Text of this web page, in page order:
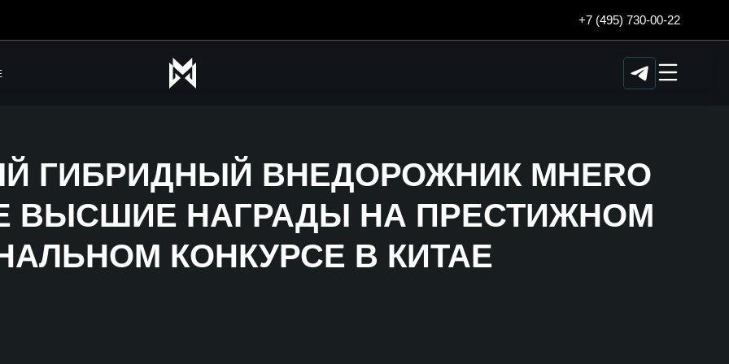
+7 (495) 730-00-22
ГИБРИДНЫЙ ВНЕДОРОЖНИК MHERO
ВЫСШИЕ НАГРАДЫ НА ПРЕСТИЖНОМ
КОНКУРСЕ В КИТАЕ